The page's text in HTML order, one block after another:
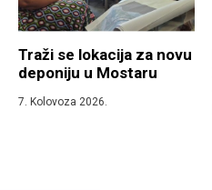
Traži se lokacija za novu
deponiju u Mostaru
7. Kolovoza 2026.